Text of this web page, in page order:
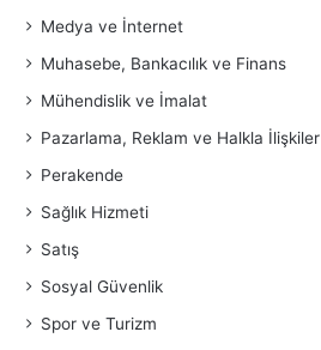
Medya ve İnternet
Muhasebe, Bankacılık ve Finans
Mühendislik ve İmalat
Pazarlama, Reklam ve Halkla İlişkiler
Perakende
Sağlık Hizmeti
Satış
Sosyal Güvenlik
Spor ve Turizm